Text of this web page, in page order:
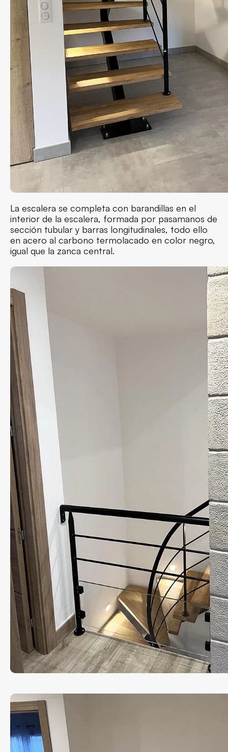
La escalera se completa con barandillas en el
interior de la escalera, formada por pasamanos de
sección tubular y barras longitudinales, todo ello
en acero al carbono termolacado en color negro,
igual que la zanca central.